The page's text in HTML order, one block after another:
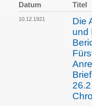
Datum Titel
10.12.1921
Die
und